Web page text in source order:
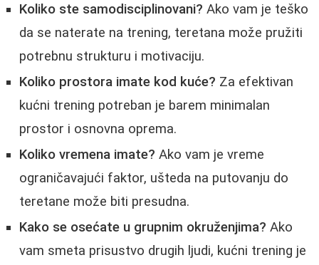
Koliko ste samodisciplinovani? Ako vam je teško
da se naterate na trening, teretana može pružiti
potrebnu strukturu i motivaciju.
Koliko prostora imate kod kuće? Za efektivan
kućni trening potreban je barem minimalan
prostor i osnovna oprema.
Koliko vremena imate? Ako vam je vreme
ograničavajući faktor, ušteda na putovanju do
teretane može biti presudna.
Kako se osećate u grupnim okruženjima? Ako
vam smeta prisustvo drugih ljudi, kućni trening je